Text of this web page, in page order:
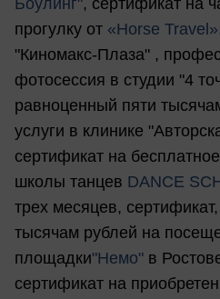
Боулинг", сертификат на
прогулку от «Horse
"Киномакс-Плаза" ,
фотосессия в студии "4
равноценный пяти
услуги в клинике
сертификат на
школы танцев DANCE
трех месяцев,
тысячам рублей на
площадки"Немо" в
сертификат на